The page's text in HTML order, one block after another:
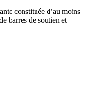
constituée d’au moins
barres de soutien et